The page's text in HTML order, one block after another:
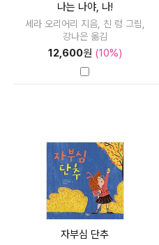
나는 나야, 나!
세라 오리어리 지음, 친 렁 그림,
강나은 옮김
12,600원 (10%)
자부심 단추